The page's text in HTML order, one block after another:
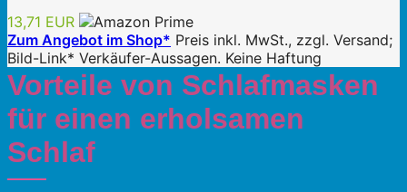
13,71 EUR
Zum Angebot im Shop* Preis inkl. MwSt., zzgl. Versand;
Bild-Link* Verkäufer-Aussagen. Keine Haftung
Vorteile von Schlafmasken
für einen erholsamen
Schlaf